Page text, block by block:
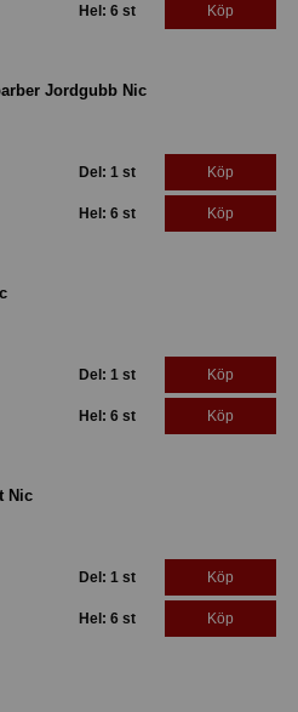
Hel: 6 st Köp
Jordgubb Nic
Del: 1 st Köp
Hel: 6 st Köp
Del: 1 st Köp
Hel: 6 st Köp
Nic
Del: 1 st Köp
Hel: 6 st Köp